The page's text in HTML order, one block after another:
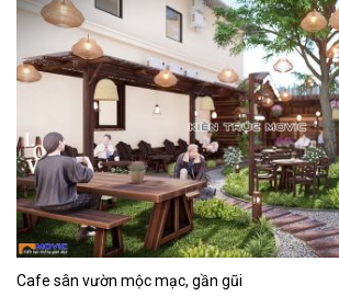
Cafe sân vườn mộc mạc, gần gũi